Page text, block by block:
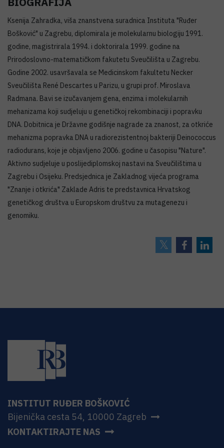
Ksenija Zahradka, viša znanstvena suradnica Instituta "Ruđer
Bošković" u Zagrebu, diplomirala je molekularnu biologiju 1991.
godine, magistrirala 1994. i doktorirala 1999. godine na
Prirodoslovno-matematičkom fakutetu Sveučilišta u Zagrebu.
Godine 2002. usavršavala se Medicinskom fakultetu Necker
Sveučilišta René Descartes u Parizu, u grupi prof. Miroslava
Radmana. Bavi se izučavanjem gena, enzima i molekularnih
mehanizama koji sudjeluju u genetičkoj rekombinaciji i popravku
DNA. Dobitnica je Državne godišnje nagrade za znanost, za otkriće
mehanizma popravka DNA u radiorezistentnoj bakteriji Deinococcus
radiodurans, koje je objavljeno 2006. godine u časopisu "Nature".
Aktivno sudjeluje u poslijediplomskoj nastavi na Sveučilištima u
Zagrebu i Osijeku. Predsjednica je Zakladnog vijeća programa
"Znanje i otkrića" Zaklade Adris te predstavnica Hrvatskog
genetičkog društva u Europskom društvu za mutagenezu i
genomiku.
INSTITUT RUĐER BOŠKOVIĆ
Bijenička cesta 54, 10000 Zagreb
KONTAKTIRAJTE NAS